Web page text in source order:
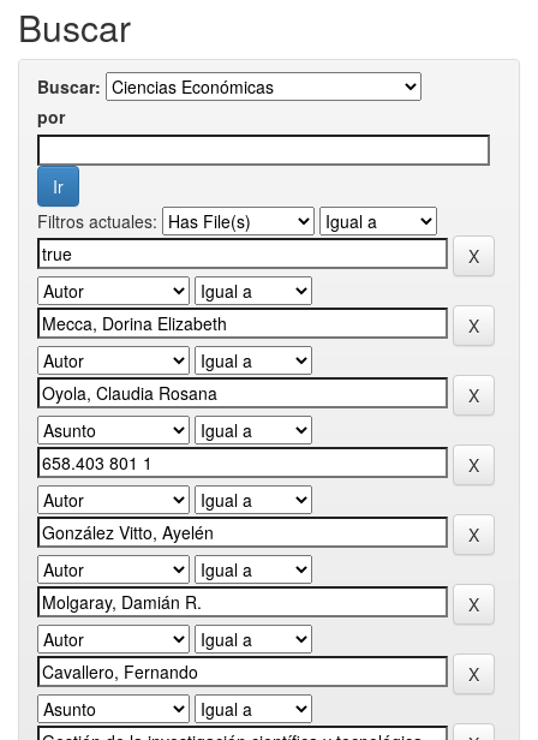
Buscar
Buscar:
por
Filtros actuales: